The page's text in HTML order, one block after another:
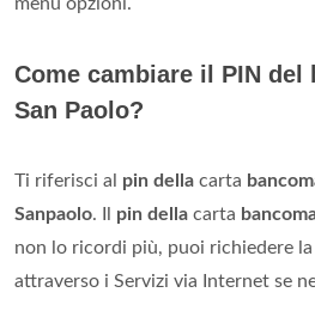
menù opzioni.
Come cambiare il PIN del
San Paolo?
Ti riferisci al pin della carta
Sanpaolo. Il pin della carta
non lo ricordi più, puoi richiedere
attraverso i Servizi via Internet se